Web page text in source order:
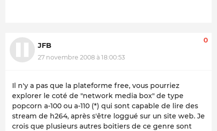
JFB
27 novembre 2008 à 18:00:53
0
Il n'y a pas que la plateforme free, vous pourriez
explorer le coté de "network media box" de type
popcorn a-100 ou a-110 (*) qui sont capable de lire des
stream de h264, après s'être loggué sur un site web. Je
crois que plusieurs autres boitiers de ce genre sont